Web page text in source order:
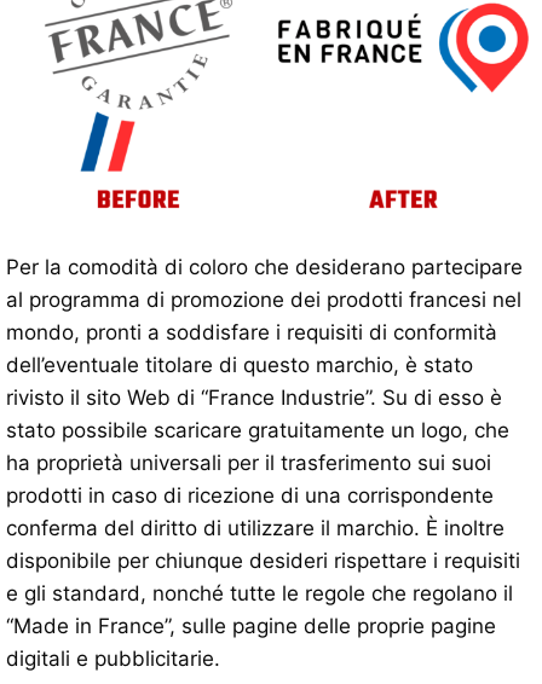
Per la comodità di coloro che desiderano partecipare
al programma di promozione dei prodotti francesi nel
mondo, pronti a soddisfare i requisiti di conformità
dell’eventuale titolare di questo marchio, è stato
rivisto il sito Web di “France Industrie”. Su di esso è
stato possibile scaricare gratuitamente un logo, che
ha proprietà universali per il trasferimento sui suoi
prodotti in caso di ricezione di una corrispondente
conferma del diritto di utilizzare il marchio. È inoltre
disponibile per chiunque desideri rispettare i requisiti
e gli standard, nonché tutte le regole che regolano il
“Made in France”, sulle pagine delle proprie pagine
digitali e pubblicitarie.